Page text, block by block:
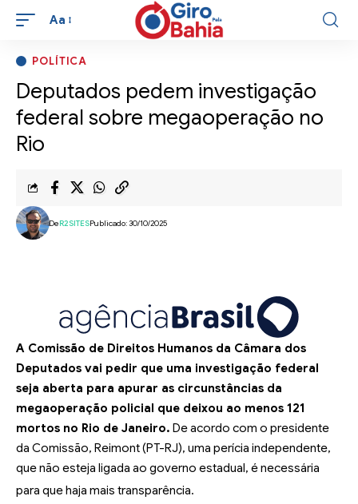
Aa
POLÍTICA
Deputados pedem investigação
federal sobre megaoperação no
Rio
DeR2SITESPublicado: 30/10/2025
A Comissão de Direitos Humanos da Câmara dos
Deputados vai pedir que uma investigação federal
seja aberta para apurar as circunstâncias da
megaoperação policial que deixou ao menos 121
mortos no Rio de Janeiro. De acordo com o presidente
da Comissão, Reimont (PT-RJ), uma perícia independente,
que não esteja ligada ao governo estadual, é necessária
para que haja mais transparência.